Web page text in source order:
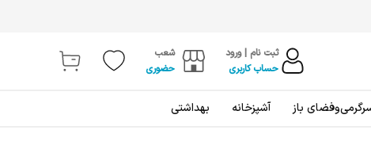
ثبت نام | ورود
حساب کاربری
شعب
حضوری
باز آشپزخانه بهداشتی